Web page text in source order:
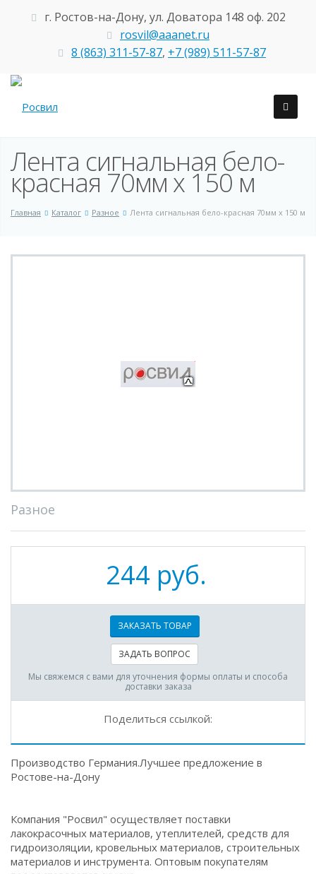
г. Ростов-на-Дону, ул. Доватора 148 оф. 202
rosvil@aaanet.ru
8 (863) 311-57-87, +7 (989) 511-57-87
Лента сигнальная бело-
красная 70мм х 150 м
Главная Каталог Разное Лента сигнальная бело-красная 70мм х 150 м
Разное
244 руб.
ЗАКАЗАТЬ ТОВАР
ЗАДАТЬ ВОПРОС
Мы свяжемся с вами для уточнения формы оплаты и способа
доставки заказа
Поделиться ссылкой:
Производство Германия.Лучшее предложение в
Ростове-на-Дону
Компания "Росвил" осуществляет поставки
лакокрасочных материалов, утеплителей, средств для
гидроизоляции, кровельных материалов, строительных
материалов и инструмента. Оптовым покупателям